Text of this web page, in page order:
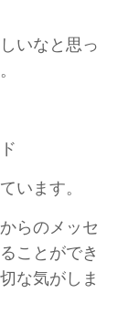
いなと思っ
います。
らのメッセ
ことができ
な気がしま